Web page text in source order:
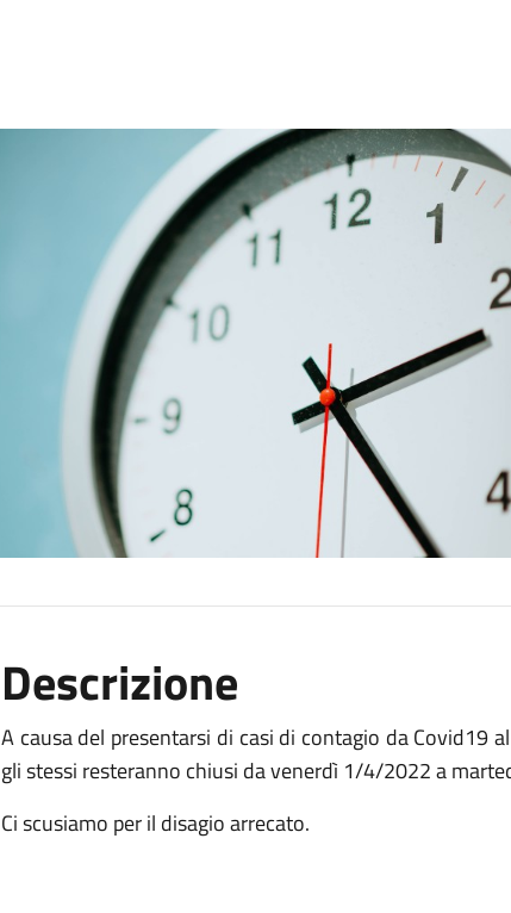
Descrizione
A causa del presentarsi di casi di contagio da Covid19
gli stessi resteranno chiusi da venerdì 1/4/2022 a
Ci scusiamo per il disagio arrecato.